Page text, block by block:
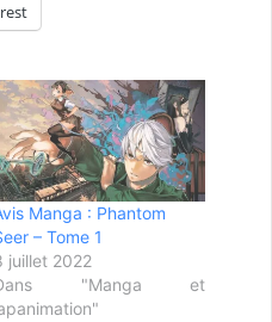
Manga : Phantom
– Tome 1
juillet 2022
"Manga et